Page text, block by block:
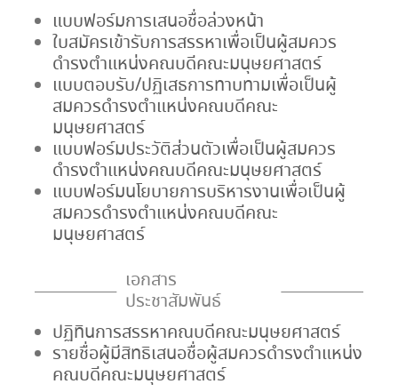
แบบฟอร์มการเสนอชื่อล่วงหน้า
ใบสมัครเข้ารับการสรรหาเพื่อเป็นผู้สมควร
ดำรงตำแหน่งคณบดีคณะมนุษยศาสตร์
แบบตอบรับ/ปฏิเสธการทาบทามเพื่อเป็นผู้
สมควรดำรงตำแหน่งคณบดีคณะ
มนุษยศาสตร์
แบบฟอร์มประวัติส่วนตัวเพื่อเป็นผู้สมควร
ดำรงตำแหน่งคณบดีคณะมนุษยศาสตร์
แบบฟอร์มนโยบายการบริหารงานเพื่อเป็นผู้
สมควรดำรงตำแหน่งคณบดีคณะ
มนุษยศาสตร์
เอกสาร
ประชาสัมพันธ์
ปฏิทินการสรรหาคณบดีคณะมนุษยศาสตร์
รายชื่อผู้มีสิทธิเสนอชื่อผู้สมควรดำรงตำแหน่ง
คณบดีคณะมนุษยศาสตร์